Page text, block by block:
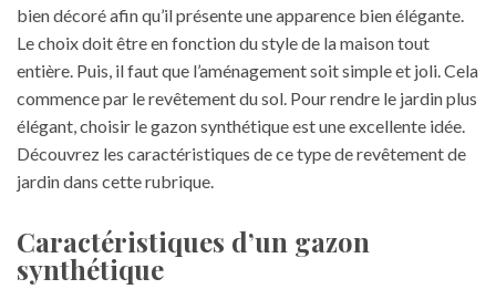
bien décoré afin qu’il présente une apparence bien élégante.
Le choix doit être en fonction du style de la maison tout
entière. Puis, il faut que l’aménagement soit simple et joli. Cela
commence par le revêtement du sol. Pour rendre le jardin plus
élégant, choisir le gazon synthétique est une excellente idée.
Découvrez les caractéristiques de ce type de revêtement de
jardin dans cette rubrique.
Caractéristiques d’un gazon
synthétique